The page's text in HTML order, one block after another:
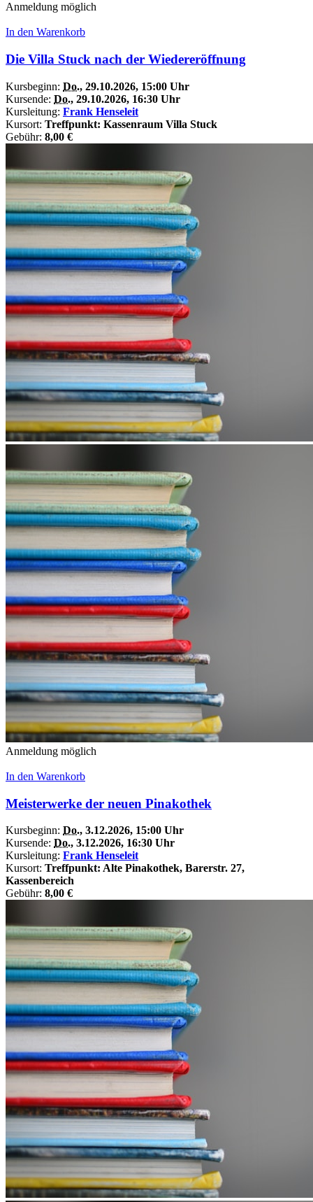
Anmeldung möglich
In den Warenkorb
Die Villa Stuck nach der Wiedereröffnung
Kursbeginn: Do., 29.10.2026, 15:00 Uhr
Kursende: Do., 29.10.2026, 16:30 Uhr
Kursleitung: Frank Henseleit
Kursort: Treffpunkt: Kassenraum Villa Stuck
Gebühr: 8,00 €
Anmeldung möglich
In den Warenkorb
Meisterwerke der neuen Pinakothek
Kursbeginn: Do., 3.12.2026, 15:00 Uhr
Kursende: Do., 3.12.2026, 16:30 Uhr
Kursleitung: Frank Henseleit
Kursort: Treffpunkt: Alte Pinakothek, Barerstr. 27,
Kassenbereich
Gebühr: 8,00 €